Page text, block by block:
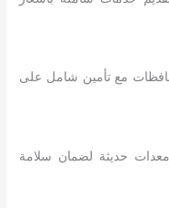
مع تأمين شامل على
حديثة لضمان سلامة